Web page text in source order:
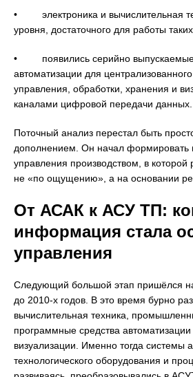
• электроника и вычислительная
уровня, достаточного для работы
• появились серийно выпускаемые
автоматизации для
управления, обработки, хранения и
каналами цифровой передачи данных.
Поточный анализ перестал быть
дополнением. Он начал формировать
управления производством, в
не «по ощущению», а на основании
От АСАК к АСУ ТП:
информация стала
управления
Следующий большой этап пришёлся
до 2010-х годов. В это время бурно
вычислительная техника,
программные средства
визуализации. Именно тогда системы
технологического оборудования и